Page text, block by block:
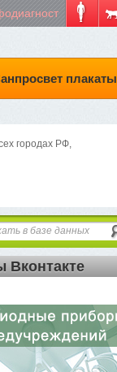
плакаты
городах РФ,
Вконтакте